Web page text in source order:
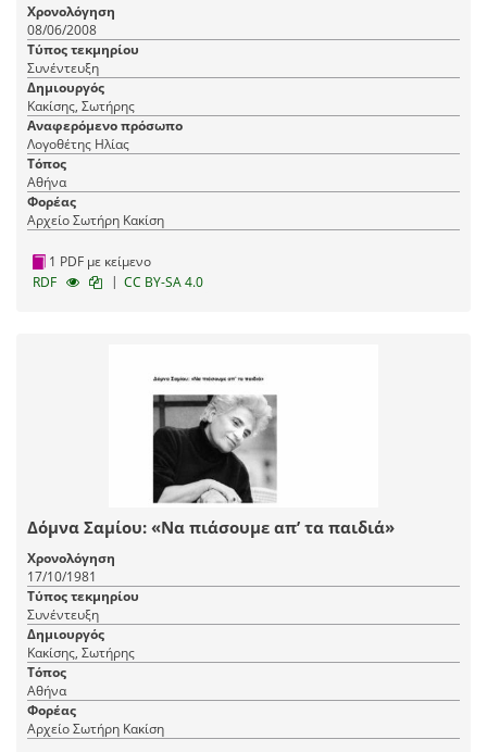
Χρονολόγηση
08/06/2008
Τύπος τεκμηρίου
Συνέντευξη
Δημιουργός
Κακίσης, Σωτήρης
Αναφερόμενο πρόσωπο
Λογοθέτης Ηλίας
Τόπος
Αθήνα
Φορέας
Αρχείο Σωτήρη Κακίση
1 PDF με κείμενο
RDF
| CC BY-SA 4.0
Δόμνα Σαμίου: «Να πιάσουμε απ’ τα παιδιά»
Χρονολόγηση
17/10/1981
Τύπος τεκμηρίου
Συνέντευξη
Δημιουργός
Κακίσης, Σωτήρης
Τόπος
Αθήνα
Φορέας
Αρχείο Σωτήρη Κακίση